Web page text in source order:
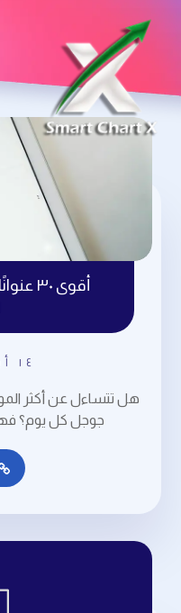
أقوى
١٤ أبريل ٢٠٢٦
هل تتساءل عن أكثر
جوجل كل يوم؟